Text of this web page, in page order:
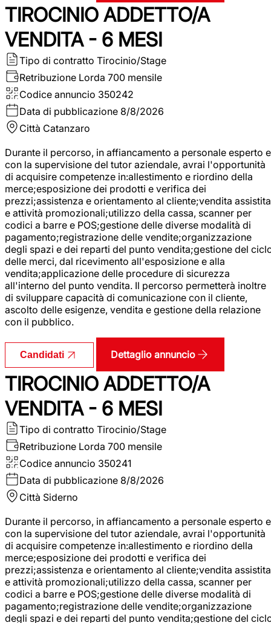
TIROCINIO ADDETTO/A
VENDITA - 6 MESI
Tipo di contratto Tirocinio/Stage
Retribuzione Lorda 700 mensile
Codice annuncio 350242
Data di pubblicazione 8/8/2026
Città Catanzaro
Durante il percorso, in affiancamento a personale esperto e
con la supervisione del tutor aziendale, avrai l'opportunità
di acquisire competenze in:allestimento e riordino della
merce;esposizione dei prodotti e verifica dei
prezzi;assistenza e orientamento al cliente;vendita assistita
e attività promozionali;utilizzo della cassa, scanner per
codici a barre e POS;gestione delle diverse modalità di
pagamento;registrazione delle vendite;organizzazione
degli spazi e dei reparti del punto vendita;gestione del
delle merci, dal ricevimento all'esposizione e alla
vendita;applicazione delle procedure di sicurezza
all'interno del punto vendita. Il percorso permetterà inoltre
di sviluppare capacità di comunicazione con il cliente,
ascolto delle esigenze, vendita e gestione della relazione
con il pubblico.
Candidati Dettaglio annuncio
TIROCINIO ADDETTO/A
VENDITA - 6 MESI
Tipo di contratto Tirocinio/Stage
Retribuzione Lorda 700 mensile
Codice annuncio 350241
Data di pubblicazione 8/8/2026
Città Siderno
Durante il percorso, in affiancamento a personale esperto e
con la supervisione del tutor aziendale, avrai l'opportunità
di acquisire competenze in:allestimento e riordino della
merce;esposizione dei prodotti e verifica dei
prezzi;assistenza e orientamento al cliente;vendita assistita
e attività promozionali;utilizzo della cassa, scanner per
codici a barre e POS;gestione delle diverse modalità di
pagamento;registrazione delle vendite;organizzazione
degli spazi e dei reparti del punto vendita;gestione del